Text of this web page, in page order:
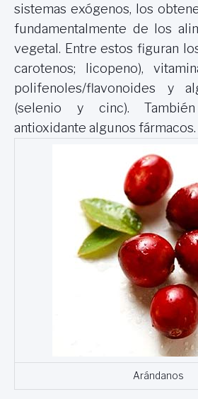
sistemas exógenos, los
fundamentalmente de los
vegetal. Entre estos figuran
carotenos; licopeno),
polifenoles/flavonoides y
(selenio y cinc).
antioxidante algunos fármacos.
Arándanos